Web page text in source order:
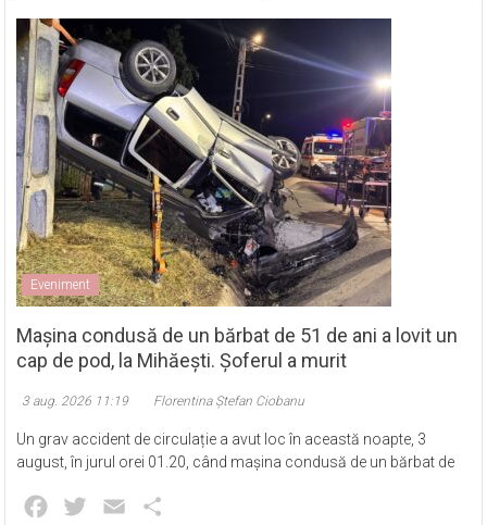
Eveniment
Mașina condusă de un bărbat de 51 de ani a lovit un
cap de pod, la Mihăești. Șoferul a murit
3 aug. 2026 11:19 Florentina Ștefan Ciobanu
Un grav accident de circulație a avut loc în această noapte, 3
august, în jurul orei 01.20, când mașina condusă de un bărbat de
Facebook
Twitter Email